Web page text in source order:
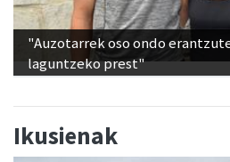
"Auzotarrek oso ondo
laguntzeko prest"
Ikusienak